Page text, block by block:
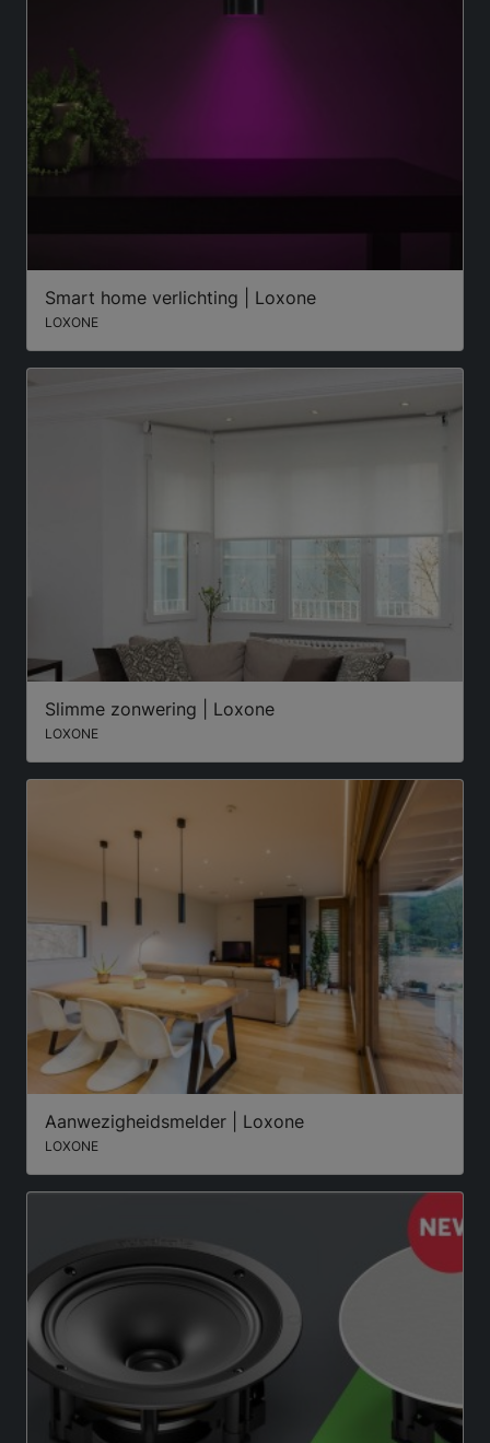
Smart home verlichting | Loxone
LOXONE
Slimme zonwering | Loxone
LOXONE
Aanwezigheidsmelder | Loxone
LOXONE